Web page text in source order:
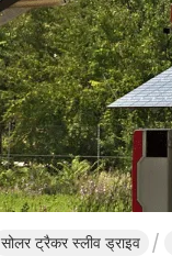
सोलर ट्रैकर स्लीव ड्राइव